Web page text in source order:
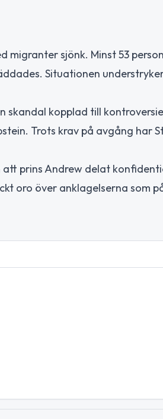
sjönk. Minst 53
Situationen
skandal kopplad till
Trots krav på avgång har
att prins Andrew delat
oro över anklagelserna som